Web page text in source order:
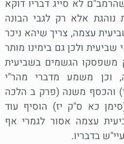
לא סייג דבריו דוקא
נוהגת אלא רק לגבי הבונה
עצמה, צריך שיהא ניכר
ולכן גם בימינו מותר
משפסקו הגשמים בשביעית
וכן משמע מדברי מהר"י
והכסף משנה (פרק ב הלכה
כא ס"ק יז) הוסיף עוד
עצמה אסור לגמרי אף
בדבריו.